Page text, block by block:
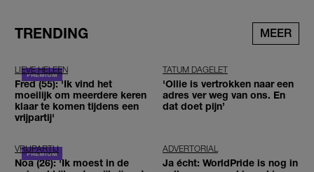
TRENDING MEER
LIEVE HELEEN
Fred (55): 'Ik vind het
moeilijk om meerdere keren
klaar te komen tijdens een
vrijpartij'
TATUM DAGELET
'Ollie is vertrokken naar een
adres ver weg van ons. En
dat doet pijn’
VRIJPARTIJ
Noa (26): 'Ik moest in de
ADVERTORIAL
Ja écht: WorldPride is nog in